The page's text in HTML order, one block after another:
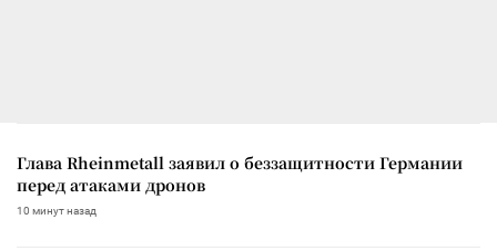
Глава Rheinmetall заявил о беззащитности Германии
перед атаками дронов
10 минут назад